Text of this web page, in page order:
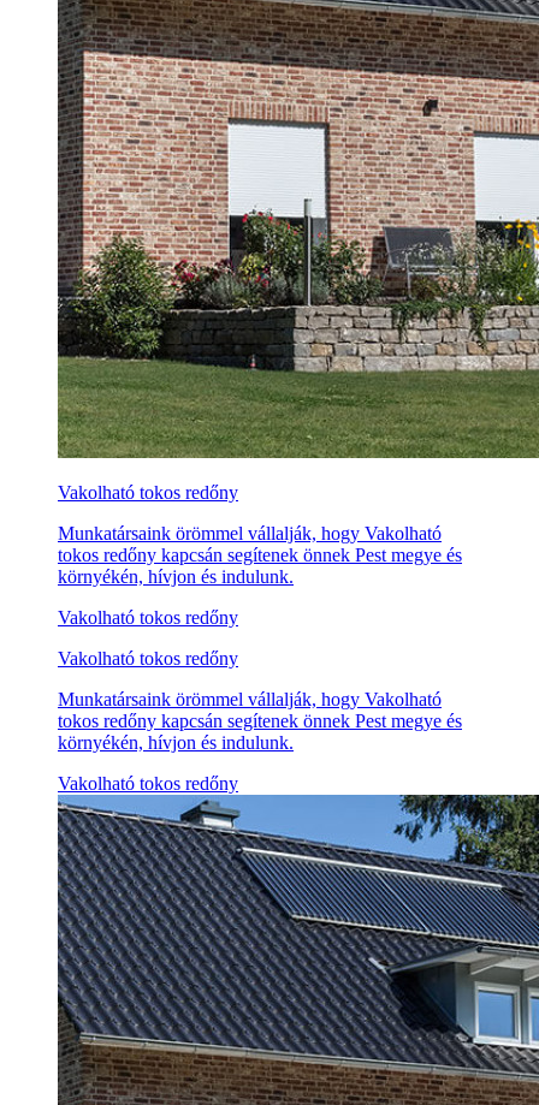
Vakolható tokos redőny
Munkatársaink örömmel vállalják, hogy Vakolható
tokos redőny kapcsán segítenek önnek Pest megye és
környékén, hívjon és indulunk.
Vakolható tokos redőny
Vakolható tokos redőny
Munkatársaink örömmel vállalják, hogy Vakolható
tokos redőny kapcsán segítenek önnek Pest megye és
környékén, hívjon és indulunk.
Vakolható tokos redőny